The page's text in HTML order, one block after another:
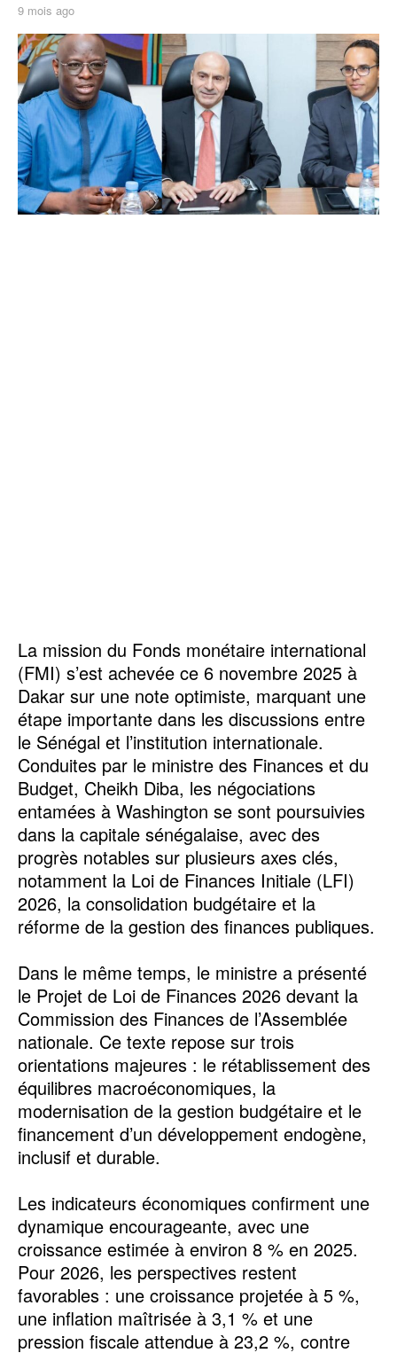
9 mois ago
La mission du Fonds monétaire international
(FMI) s’est achevée ce 6 novembre 2025 à
Dakar sur une note optimiste, marquant une
étape importante dans les discussions entre
le Sénégal et l’institution internationale.
Conduites par le ministre des Finances et du
Budget, Cheikh Diba, les négociations
entamées à Washington se sont poursuivies
dans la capitale sénégalaise, avec des
progrès notables sur plusieurs axes clés,
notamment la Loi de Finances Initiale (LFI)
2026, la consolidation budgétaire et la
réforme de la gestion des finances publiques.
Dans le même temps, le ministre a présenté
le Projet de Loi de Finances 2026 devant la
Commission des Finances de l’Assemblée
nationale. Ce texte repose sur trois
orientations majeures : le rétablissement des
équilibres macroéconomiques, la
modernisation de la gestion budgétaire et le
financement d’un développement endogène,
inclusif et durable.
Les indicateurs économiques confirment une
dynamique encourageante, avec une
croissance estimée à environ 8 % en 2025.
Pour 2026, les perspectives restent
favorables : une croissance projetée à 5 %,
une inflation maîtrisée à 3,1 % et une
pression fiscale attendue à 23,2 %, contre